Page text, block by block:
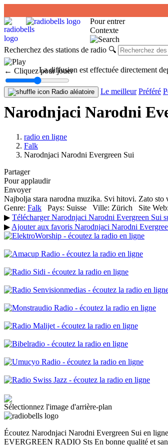
Pour entrer
Contexte
Recherchez des stations de radio 🔍
← Cliquez pour jouer
Radio aléatoire Le meilleur Préféré
La diffusion est effectuée directement
Narodnjaci Narodni
radio en ligne
Falk
Narodnjaci Narodni Evergreen Sui
Partager
Pour applaudir
Envoyer
Najbolja stara narodna muzika. Svi hitovi. Zato
Genre: Falk Pays: Suisse Ville: Zürich Site Web:
▶ Télécharger Narodnjaci Narodni Evergreen Sui
▶ Ajouter aux favoris Narodnjaci Narodni
Sélectionnez l'image d'arrière-plan
Écoutez Narodnjaci Narodni Evergreen Sui en
EVERGREEN RADIO Sts En bonne qualité et